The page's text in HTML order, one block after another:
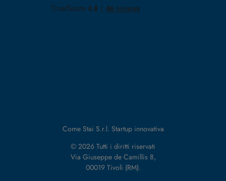
Come Stai S.r.l. Startup innovativa
© 2026 Tutti i diritti riservati
Via Giuseppe de Camillis 8,
00019 Tivoli (RM).